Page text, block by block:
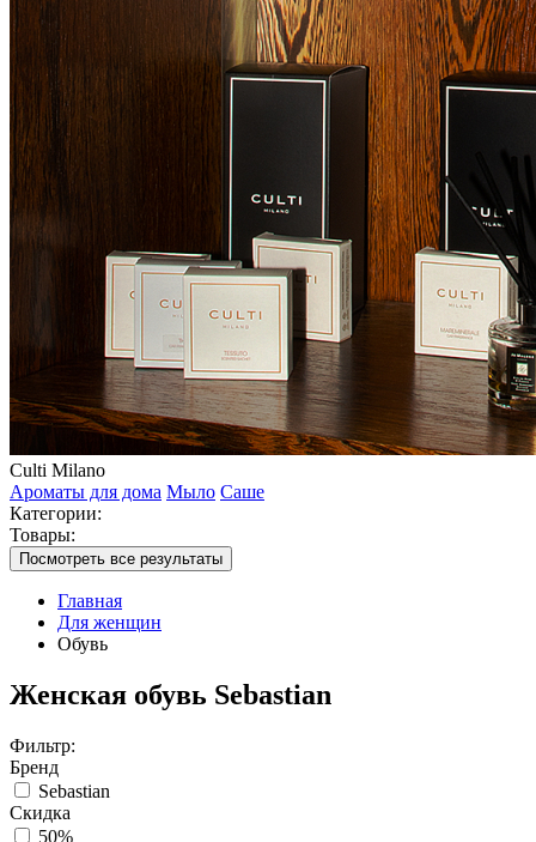
Culti Milano
Ароматы для дома Мыло Саше
Категории:
Товары:
Посмотреть все результаты
Главная
Для женщин
Обувь
Женская обувь Sebastian
Фильтр:
Бренд
Sebastian
Скидка
50%